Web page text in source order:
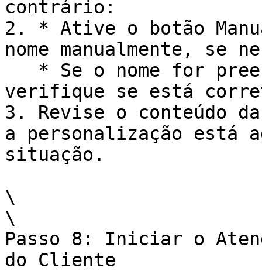
contrário:
2. * Ative o botão
nome manualmente, se
verifique se está
3. Revise o conteúdo
a personalização está
situação.
\
\
Passo 8: Iniciar o
do Cliente